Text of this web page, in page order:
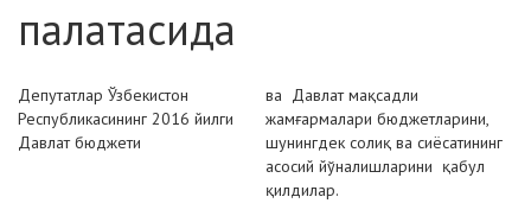
палатасида
Депутатлар Ўзбекистон
Республикасининг 2016 йилги
Давлат бюджети
ва Давлат мақсадли
жамғармалари бюджетларини,
шунингдек солиқ ва сиёсатининг
асосий йўналишларини қабул
қилдилар.